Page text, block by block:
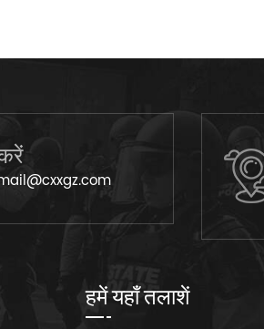
हमें यहाँ तलाशें